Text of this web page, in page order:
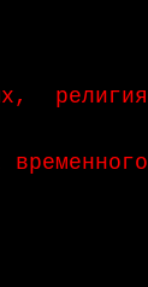
религия